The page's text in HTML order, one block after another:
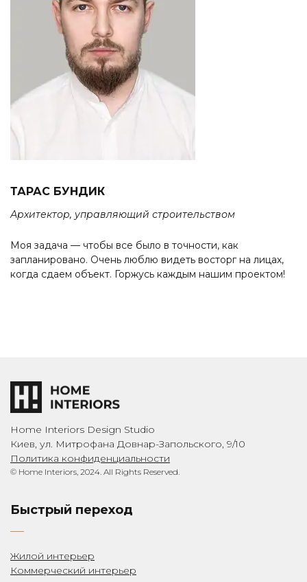
ТАРАС БУНДИК
Архитектор, управляющий строительством
Моя задача — чтобы все было в точности, как
запланировано. Очень люблю видеть восторг на лицах,
когда сдаем объект. Горжусь каждым нашим проектом!
Home Interiors Design Studio
Киев, ул. Митрофана Довнар-Запольского, 9/10
Политика конфиденциальности
© Home Interiors, 2024. All Rights Reserved.
Быстрый переход
Жилой интерьер
Коммерческий интерьер